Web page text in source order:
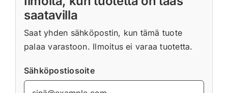
saatavilla
Saat yhden sähköpostin, kun tämä tuote
palaa varastoon. Ilmoitus ei varaa tuotetta.
Sähköpostiosoite